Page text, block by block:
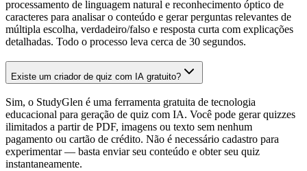
processamento de linguagem natural e reconhecimento óptico de
caracteres para analisar o conteúdo e gerar perguntas relevantes de
múltipla escolha, verdadeiro/falso e resposta curta com explicações
detalhadas. Todo o processo leva cerca de 30 segundos.
Existe um criador de quiz com IA gratuito?
Sim, o StudyGlen é uma ferramenta gratuita de tecnologia
educacional para geração de quiz com IA. Você pode gerar quizzes
ilimitados a partir de PDF, imagens ou texto sem nenhum
pagamento ou cartão de crédito. Não é necessário cadastro para
experimentar — basta enviar seu conteúdo e obter seu quiz
instantaneamente.